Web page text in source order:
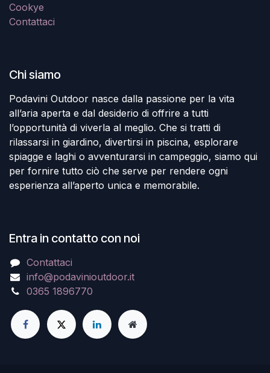
Cookye
Contattaci
Chi siamo
Podavini Outdoor nasce dalla passione per la vita
all’aria aperta e dal desiderio di offrire a tutti
l’opportunità di viverla al meglio. Che si tratti di
rilassarsi in giardino, divertirsi in piscina, esplorare
spiagge e laghi o avventurarsi in campeggio, siamo qui
per fornire tutto ciò che serve per rendere ogni
esperienza all’aperto unica e memorabile.
Entra in contatto con noi
Contattaci
info@podavinioutdoor.it
0365 1896770